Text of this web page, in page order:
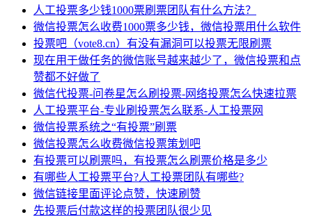
人工投票多少钱1000票刷票团队有什么方法？
微信投票怎么收费1000票多少钱，微信投票用什么软件
投票吧（vote8.cn）有没有漏洞可以投票无限刷票
现在用于做任务的微信账号越来越少了，微信投票和点
赞都不好做了
微信代投票-问卷星怎么刷投票-网络投票怎么快速拉票
人工投票平台-专业刷投票怎么联系-人工投票网
​微信投票系统之“有投票”刷票
微信投票怎么收费微信投票策划吧
有投票可以刷票吗，有投票怎么刷票价格是多少
有哪些人工投票平台?人工投票团队有哪些?
微信链接里面评论点赞，快速刷赞
先投票后付款这样的投票团队很少见